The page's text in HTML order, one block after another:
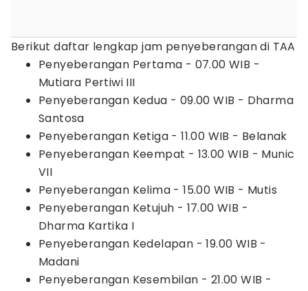
Berikut daftar lengkap jam penyeberangan di TAA
Penyeberangan Pertama - 07.00 WIB -
Mutiara Pertiwi III
Penyeberangan Kedua - 09.00 WIB - Dharma
Santosa
Penyeberangan Ketiga - 11.00 WIB - Belanak
Penyeberangan Keempat - 13.00 WIB - Munic
VII
Penyeberangan Kelima - 15.00 WIB - Mutis
Penyeberangan Ketujuh - 17.00 WIB -
Dharma Kartika I
Penyeberangan Kedelapan - 19.00 WIB -
Madani
Penyeberangan Kesembilan - 21.00 WIB -